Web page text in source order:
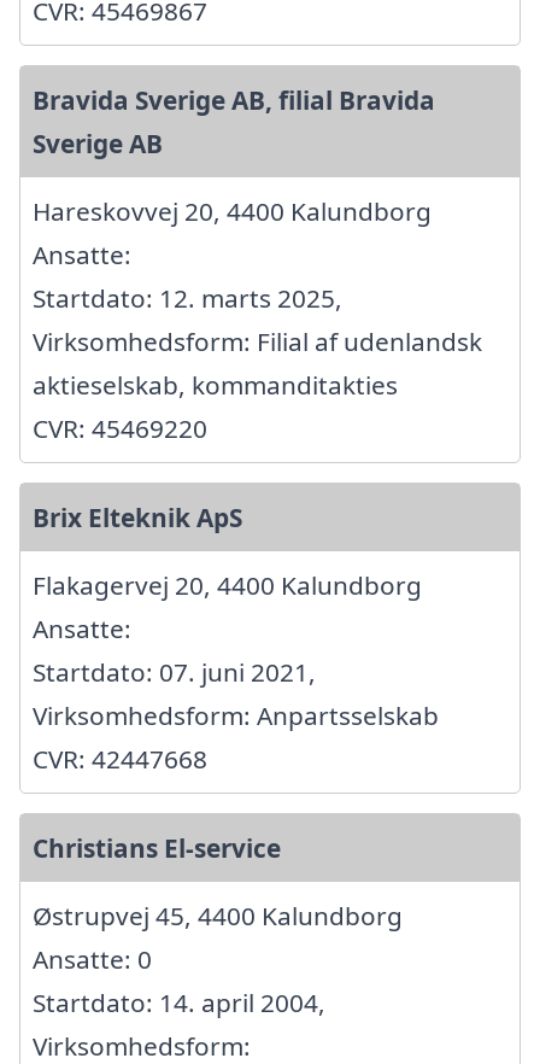
CVR: 45469867
Bravida Sverige AB, filial Bravida
Sverige AB
Hareskovvej 20, 4400 Kalundborg
Ansatte:
Startdato: 12. marts 2025,
Virksomhedsform: Filial af udenlandsk
aktieselskab, kommanditakties
CVR: 45469220
Brix Elteknik ApS
Flakagervej 20, 4400 Kalundborg
Ansatte:
Startdato: 07. juni 2021,
Virksomhedsform: Anpartsselskab
CVR: 42447668
Christians El-service
Østrupvej 45, 4400 Kalundborg
Ansatte: 0
Startdato: 14. april 2004,
Virksomhedsform: